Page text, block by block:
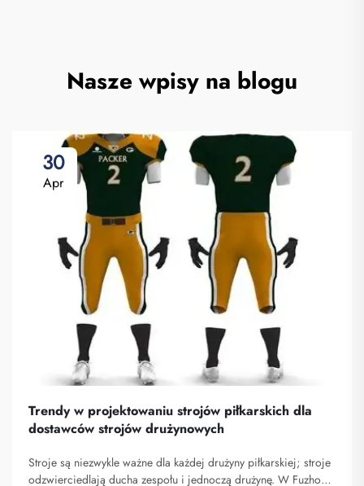
Nasze wpisy na blogu
30
Apr
Trendy w projektowaniu strojów piłkarskich dla
dostawców strojów drużynowych
Stroje są niezwykle ważne dla każdej drużyny piłkarskiej; stroje
odzwierciedlają ducha zespołu i jednoczą drużynę. W Fuzhou